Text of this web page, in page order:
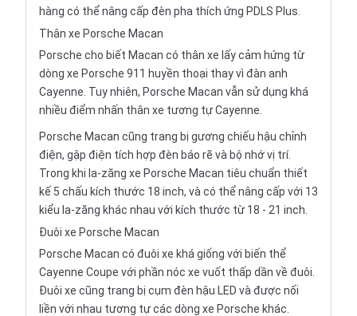
hàng có thể nâng cấp đèn pha thích ứng PDLS Plus.
Thân xe Porsche Macan
Porsche cho biết Macan có thân xe lấy cảm hứng từ
dòng xe Porsche 911 huyền thoại thay vì đàn anh
Cayenne. Tuy nhiên, Porsche Macan vẫn sử dụng khá
nhiều điểm nhấn thân xe tương tự Cayenne.
Porsche Macan cũng trang bị gương chiếu hậu chỉnh
điện, gập điện tích hợp đèn báo rẽ và bộ nhớ vị trí.
Trong khi la-zăng xe Porsche Macan tiêu chuẩn thiết
kế 5 chấu kích thước 18 inch, và có thể nâng cấp với 13
kiểu la-zăng khác nhau với kích thước từ 18 - 21 inch.
Đuôi xe Porsche Macan
Porsche Macan có đuôi xe khá giống với biến thể
Cayenne Coupe với phần nóc xe vuốt thấp dần về đuôi.
Đuôi xe cũng trang bị cụm đèn hậu LED và được nối
liền với nhau tương tự các dòng xe Porsche khác.